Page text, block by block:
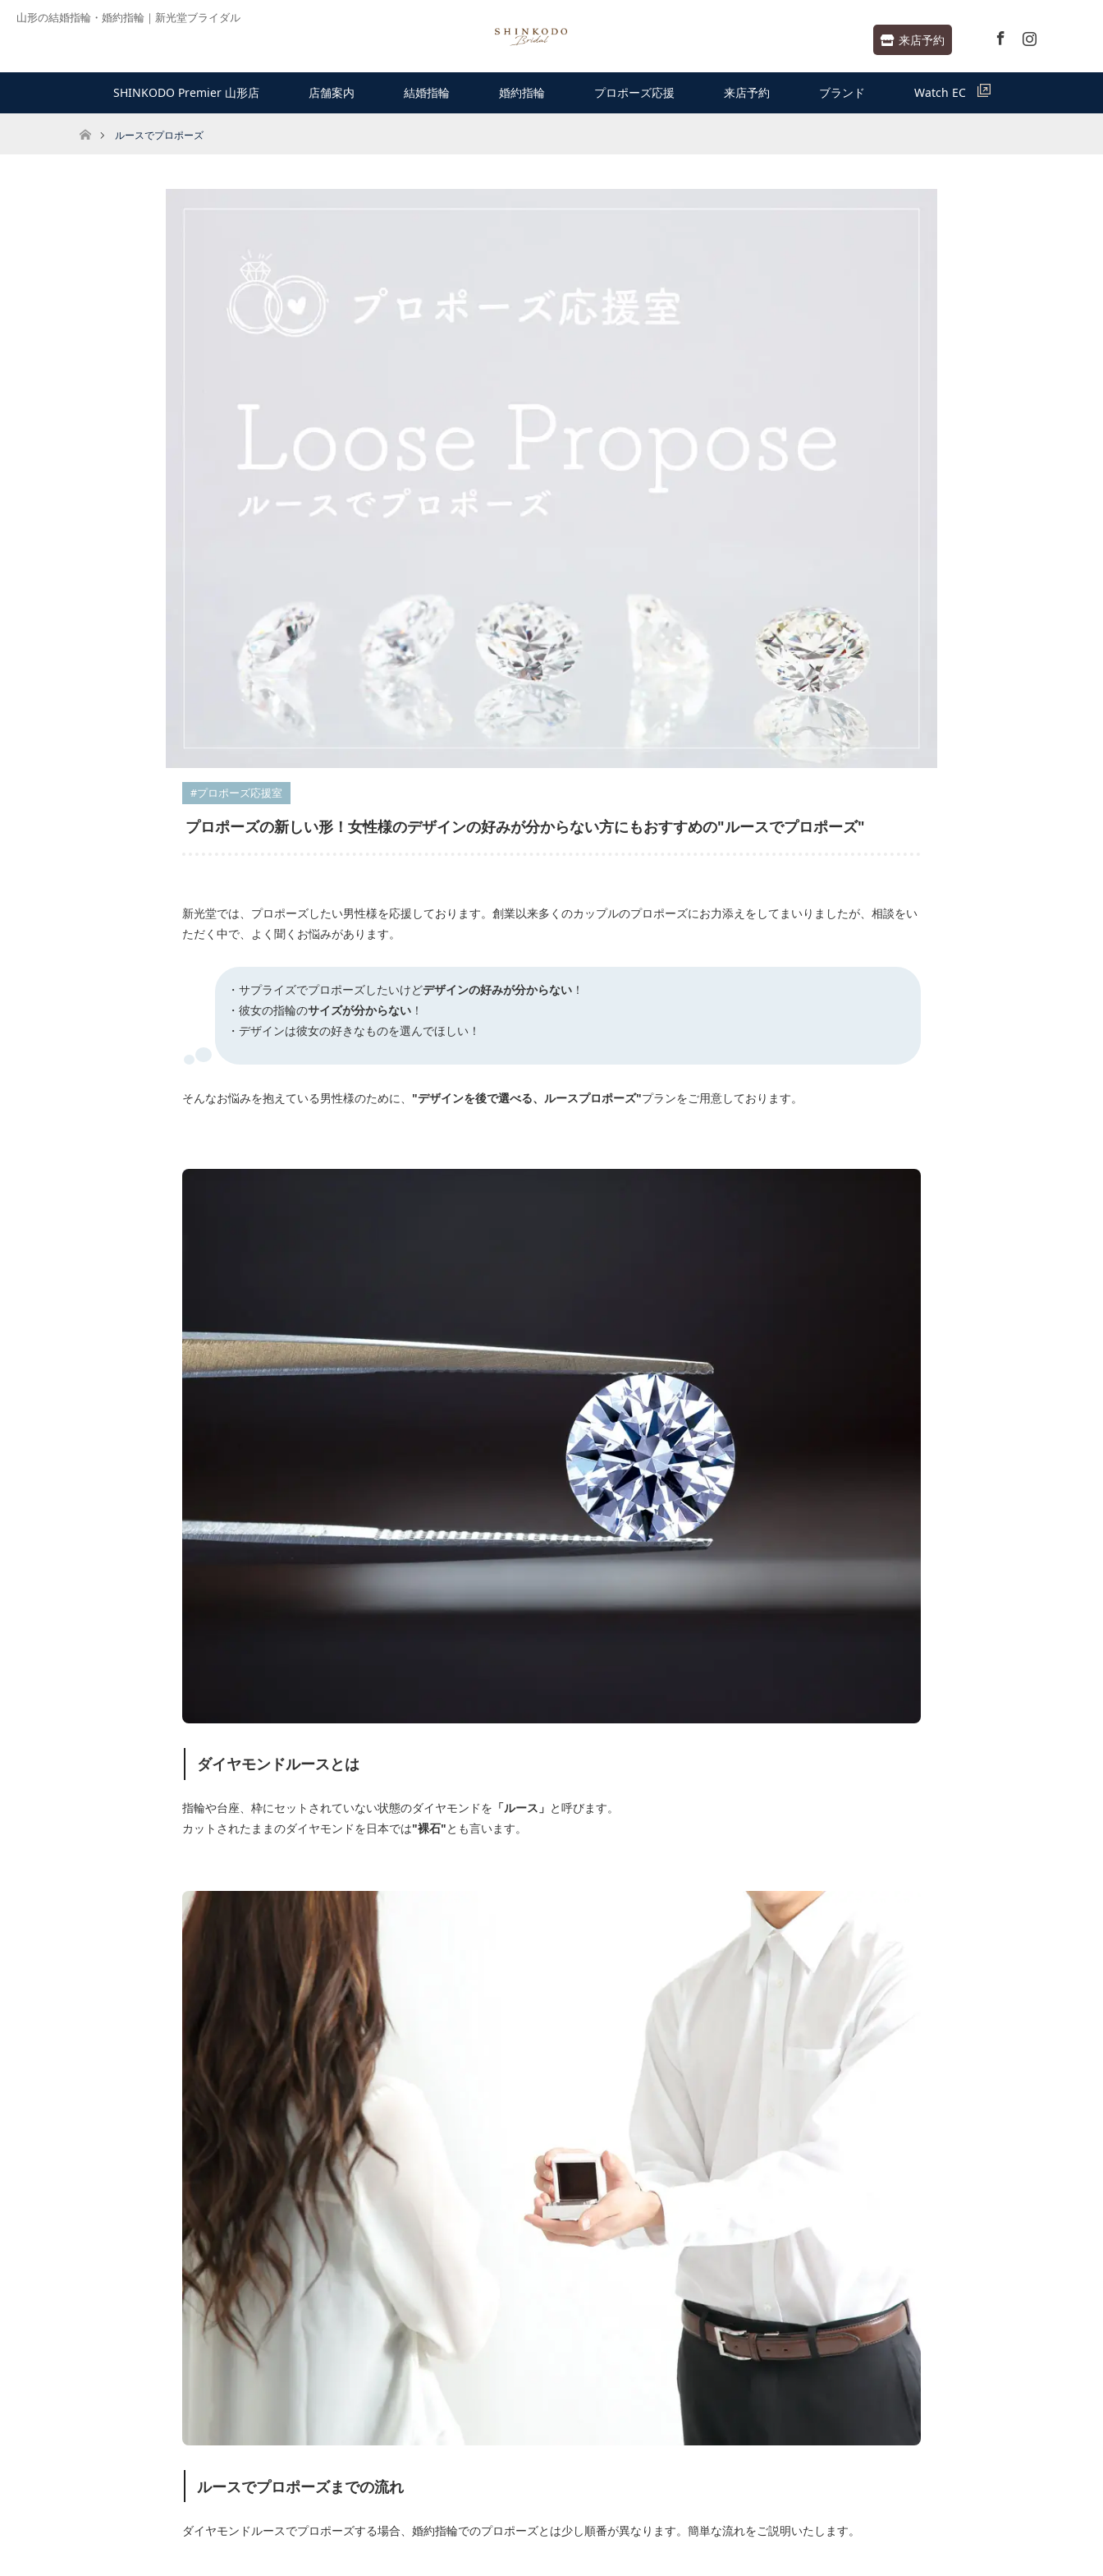
山形の結婚指輪・婚約指輪｜新光堂ブライダル
来店予約
Instagram
SHINKODO Premier 山形店 店舗案内 結婚指輪 婚約指輪 プロポーズ応援 来店予約 ブランド Watch EC
ホームルースでプロポーズ
#プロポーズ応援室
プロポーズの新しい形！女性様のデザインの好みが分からない方にもおすすめの"ルースでプロポーズ"
新光堂では、プロポーズしたい男性様を応援しております。創業以来多くのカップルのプロポーズにお力添えをしてまいりましたが、相談をい
ただく中で、よく聞くお悩みがあります。
・サプライズでプロポーズしたいけどデザインの好みが分からない ！
・彼女の指輪のサイズが分からない ！
・デザインは彼女の好きなものを選んでほしい！
そんなお悩みを抱えている男性様のために、 "デザインを後で選べる、ルースプロポーズ"プランをご用意しております。
ダイヤモンドルースとは
指輪や台座、枠にセットされていない状態のダイヤモンドを 「ルース」 と呼びます。
カットされたままのダイヤモンドを日本では"裸石"とも言います。
ルースでプロポーズまでの流れ
ダイヤモンドルースでプロポーズする場合、婚約指輪でのプロポーズとは少し順番が異なります。簡単な流れをご説明いたします。